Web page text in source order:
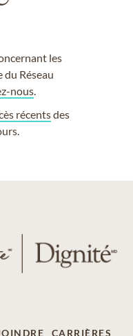
les
du Réseau
nous
récentsdes
CARRIÈRES